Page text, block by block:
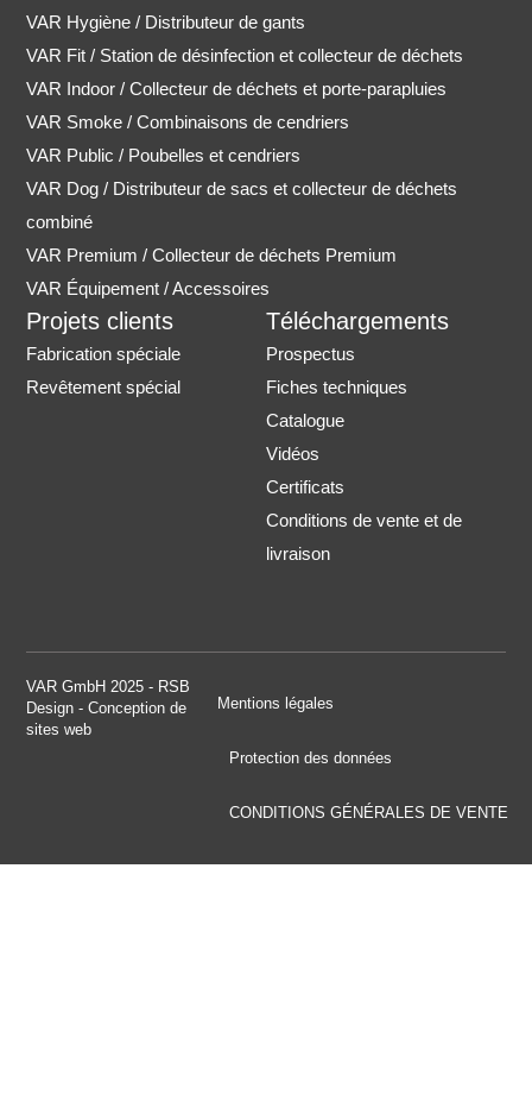
VAR Hygiène / Distributeur de gants
VAR Fit / Station de désinfection et collecteur de déchets
VAR Indoor / Collecteur de déchets et porte-parapluies
VAR Smoke / Combinaisons de cendriers
VAR Public / Poubelles et cendriers
VAR Dog / Distributeur de sacs et collecteur de déchets
combiné
VAR Premium / Collecteur de déchets Premium
VAR Équipement / Accessoires
Projets clients
Fabrication spéciale
Revêtement spécial
Téléchargements
Prospectus
Fiches techniques
Catalogue
Vidéos
Certificats
Conditions de vente et de
livraison
VAR GmbH 2025 - RSB
Design - Conception de
sites web
Mentions légales
Protection des données
CONDITIONS GÉNÉRALES DE VENTE